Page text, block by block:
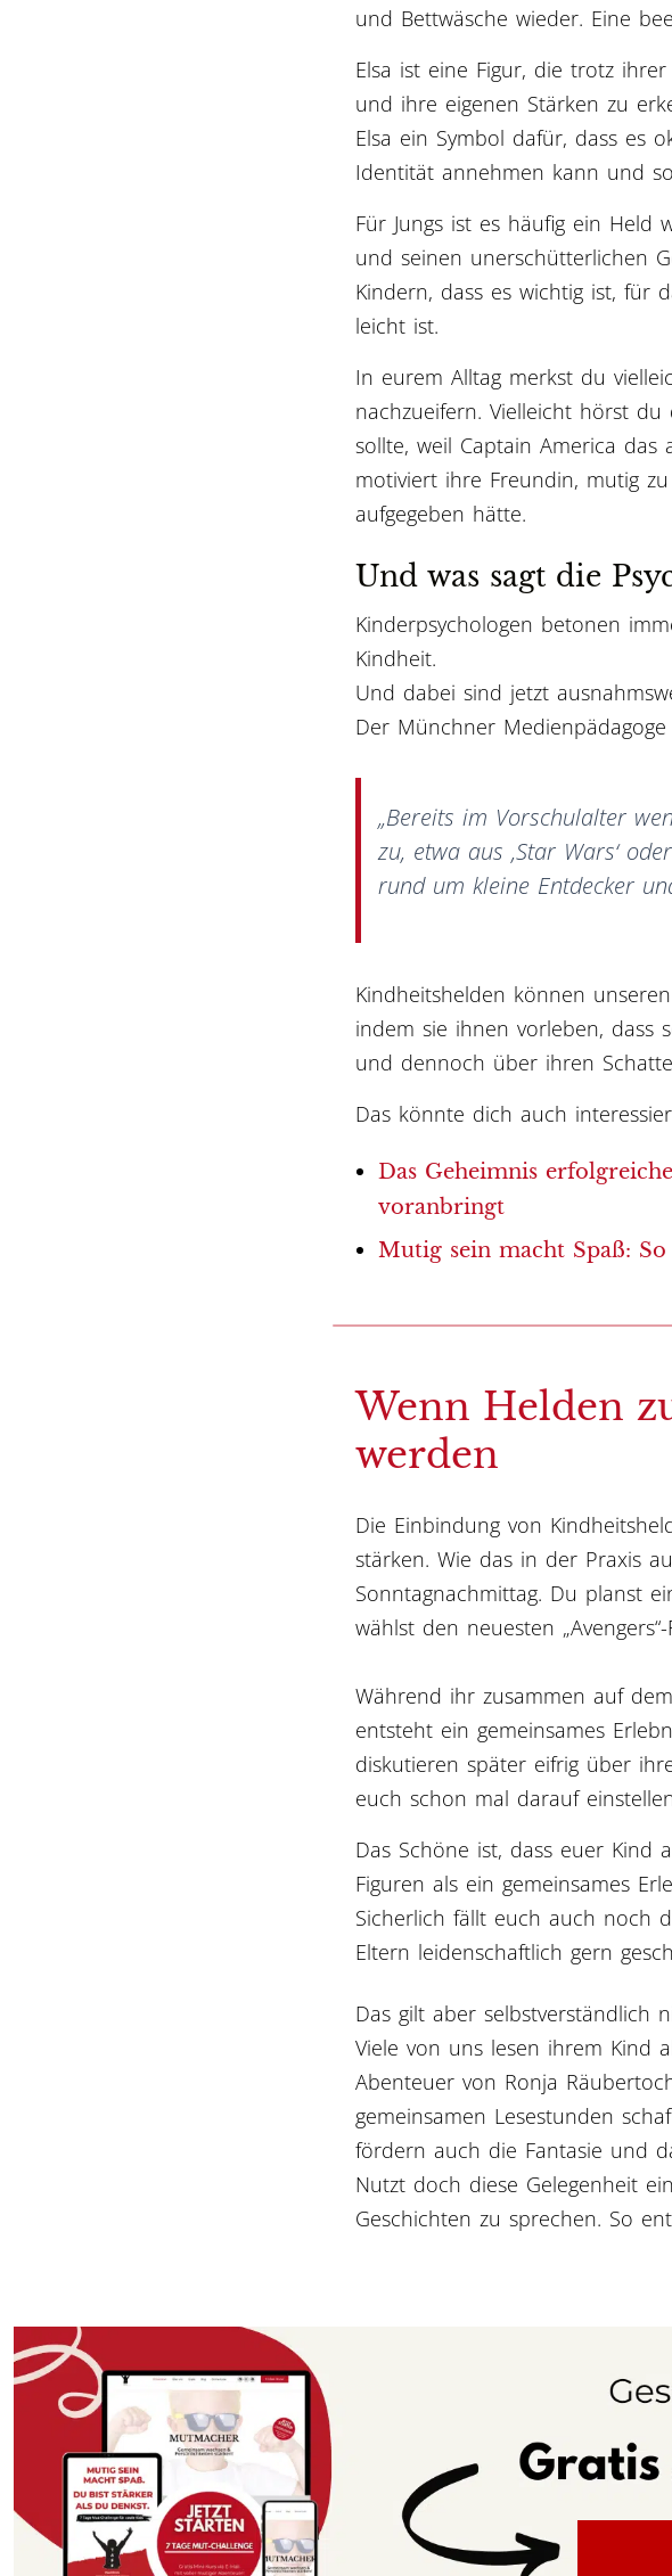
und Bettwäsche wieder. Eine
Elsa ist eine Figur, die trotz
und ihre eigenen Stärken zu
Elsa ein Symbol dafür, dass es
Identität annehmen kann und
Für Jungs ist es häufig ein Held
und seinen unerschütterlichen
Kindern, dass es wichtig ist, für
leicht ist.
In eurem Alltag merkst du
nachzueifern. Vielleicht hörst
sollte, weil Captain America
motiviert ihre Freundin, mutig
aufgegeben hätte.
Und was sagt die
Kinderpsychologen betonen
Kindheit.
Und dabei sind jetzt
Der Münchner
„Bereits im Vorschulalter
zu, etwa aus ,Star Wars‘
rund um kleine Entdecker
Kindheitshelden können
indem sie ihnen vorleben, dass
und dennoch über ihren
Das könnte dich auch
Das Geheimnis
voranbringt
Mutig sein macht Spaß:
Wenn Helden
werden
Die Einbindung von
stärken. Wie das in der Praxis
Sonntagnachmittag. Du planst
wählst den neuesten
Während ihr zusammen auf
entsteht ein gemeinsames
diskutieren später eifrig über
euch schon mal darauf
Das Schöne ist, dass euer Kind
Figuren als ein gemeinsames
Sicherlich fällt euch auch noch
Eltern leidenschaftlich gern
Das gilt aber selbstverständlich
Viele von uns lesen ihrem Kind
Abenteuer von Ronja
gemeinsamen Lesestunden
fördern auch die Fantasie und
Nutzt doch diese Gelegenheit
Geschichten zu sprechen. So